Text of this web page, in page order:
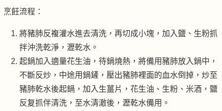
烹飪流程：
將豬肺反複灌水進去清洗，再切成小塊，加入鹽、生粉抓
拌沖洗乾淨，瀝乾水。
起鍋加入適量花生油，待鍋燒熱，將備用豬肺放入鍋中，
不斷反炒，中途用鍋鏟，壓出豬肺裡面的血水倒掉，炒至
豬肺乾水後起鍋，加入生薑片，花生油、生粉、米酒，鹽
反复抓伴清洗，至水清澈後，瀝乾水備用。